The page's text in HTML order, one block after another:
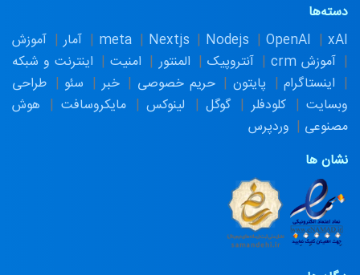
دسته‌ها
meta
Nextjs Nodejs OpenAI xAI آمار
آموزش
آموزش crm
آنتروپیک المنتور امنیت
اینترنت و شبکه
اینستاگرام
پایتون حریم خصوصی خبر سئو
طراحی
وبسایت
کلودفلر گوگل لینوکس مایکروسافت
هوش
مصنوعی
وردپرس
نشان ها